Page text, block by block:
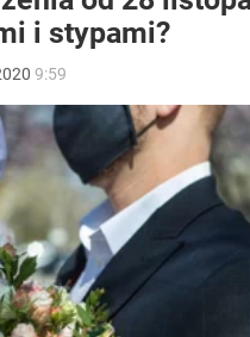
i stypami?
9:59